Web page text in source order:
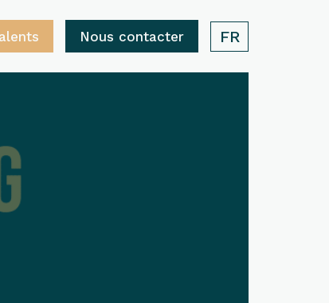
Nous contacter FR